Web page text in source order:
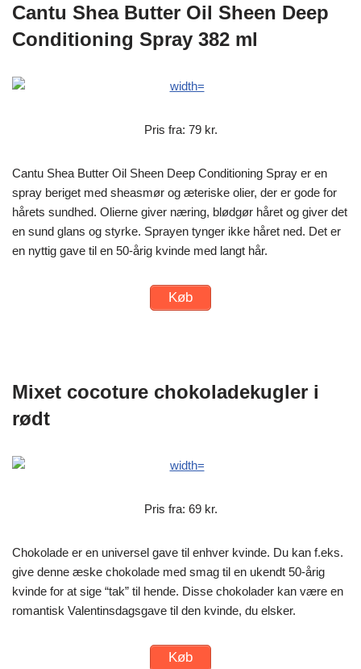
Cantu Shea Butter Oil Sheen Deep
Conditioning Spray 382 ml
Pris fra: 79 kr.
Cantu Shea Butter Oil Sheen Deep Conditioning Spray er en
spray beriget med sheasmør og æteriske olier, der er gode for
hårets sundhed. Olierne giver næring, blødgør håret og giver det
en sund glans og styrke. Sprayen tynger ikke håret ned. Det er
en nyttig gave til en 50-årig kvinde med langt hår.
Køb
Mixet cocoture chokoladekugler i
rødt
Pris fra: 69 kr.
Chokolade er en universel gave til enhver kvinde. Du kan f.eks.
give denne æske chokolade med smag til en ukendt 50-årig
kvinde for at sige “tak” til hende. Disse chokolader kan være en
romantisk Valentinsdagsgave til den kvinde, du elsker.
Køb